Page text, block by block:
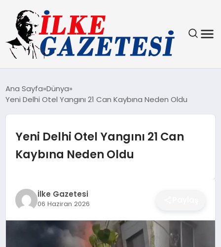
SPOR
SAĞLIK
EKONOMI
Ana Sayfa Dünya
Yeni Delhi Otel Yangını 21 Can Kaybına Neden Oldu
Yeni Delhi Otel Yangını 21 Can
Kaybına Neden Oldu
İlke Gazetesi
06 Haziran 2026